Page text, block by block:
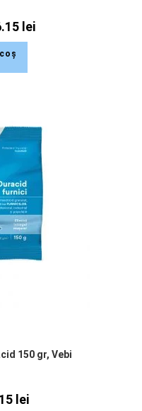
lei
150 gr, Vebi
lei